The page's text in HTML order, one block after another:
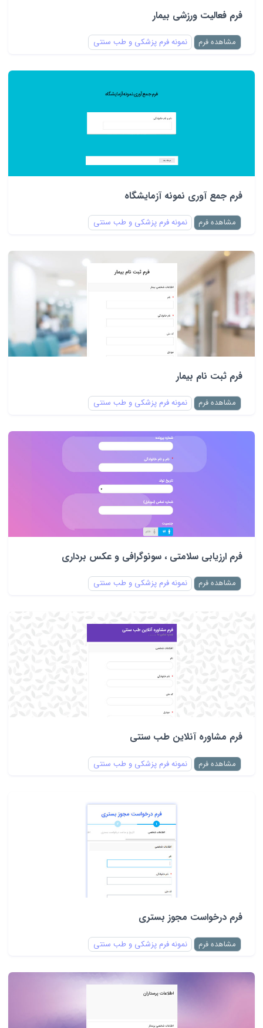
فرم فعالیت ورزشی بیمار
مشاهده فرم نمونه فرم پزشکی و طب سنتی
فرم جمع آوری نمونه آزمایشگاه
مشاهده فرم نمونه فرم پزشکی و طب سنتی
فرم ثبت نام بیمار
مشاهده فرم نمونه فرم پزشکی و طب سنتی
فرم ارزیابی سلامتی ، سونوگرافی و عکس برداری
مشاهده فرم نمونه فرم پزشکی و طب سنتی
فرم مشاوره آنلاین طب سنتی
مشاهده فرم نمونه فرم پزشکی و طب سنتی
فرم درخواست مجوز بستری
مشاهده فرم نمونه فرم پزشکی و طب سنتی